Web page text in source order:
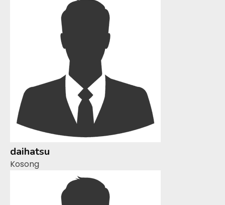
daihatsu
Kosong